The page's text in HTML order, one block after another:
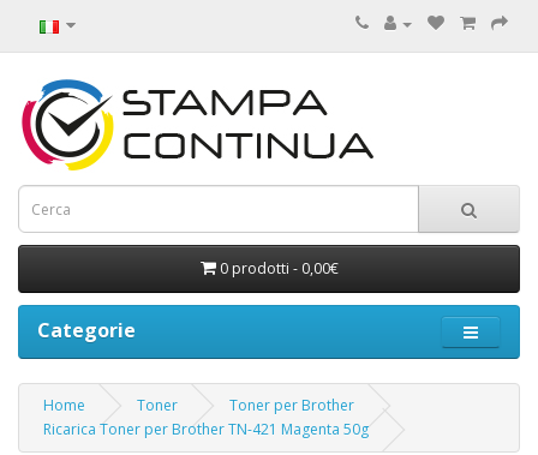
0 prodotti - 0,00€
Categorie
Home Toner
Toner per Brother
Ricarica Toner per Brother TN-421 Magenta 50g